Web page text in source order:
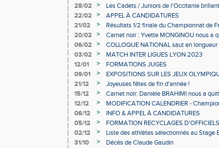
Individuels en salle
28/02 >
Les Cadets / Juniors de l'Occitanie
22/02
>
APPEL À CANDIDATURES
21/02
>
Résultats 1/2 finale du Championnat de
20/02
>
Carnet noir : Yvette MONGINOU nous a
06/02
>
COLLOQUE NATIONAL saut en
03/02
>
MATCH INTER LIGUES LYON 2023
12/01
>
FORMATIONS JUGES
09/01
>
EXPOSITIONS SUR LES JEUX
21/12
>
Joyeuses fêtes de fin d'année !
15/12
>
Carnet noir: Danièle BRAHIMI nous a
12/12
>
MODIFICATION CALENDRIER -
06/12
>
INFO & APPEL À CANDIDATURES
05/12
>
FORMATION RECYCLAGES D'OFFICIELS
02/12
>
Liste des athlètes sélectionnés au Stage
31/10
>
Décès de Claude Gaudin